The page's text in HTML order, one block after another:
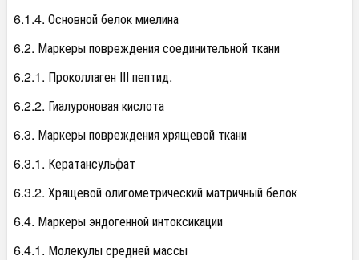
6.1.4. Основной белок миелина
6.2. Маркеры повреждения соединительной ткани
6.2.1. Проколлаген III пептид.
6.2.2. Гиалуроновая кислота
6.3. Маркеры повреждения хрящевой ткани
6.3.1. Кератансульфат
6.3.2. Хрящевой олигометрический матричный белок
6.4. Маркеры эндогенной интоксикации
6.4.1. Молекулы средней массы